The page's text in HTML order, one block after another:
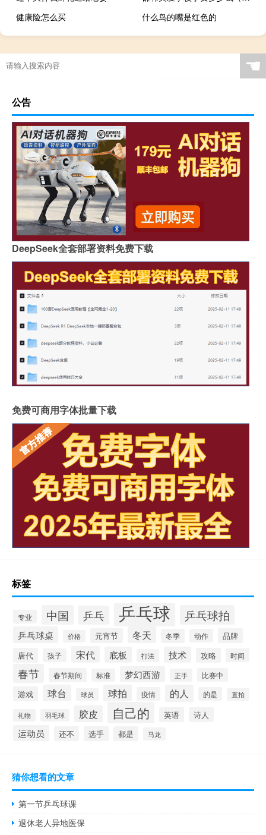
健康险怎么买
什么鸟的嘴是红色的
☚
公告
DeepSeek全套部署资料免费下载
免费可商用字体批量下载
标签
专业 中国 乒乓 乒乓球 乒乓球拍
乒乓球桌 价格 元宵节 冬天 冬季 动作
品牌
唐代
孩子 宋代 底板 打法 技术 攻略 时间
春节 春节期间 标准 梦幻西游 正手 比赛中
游戏 球台 球员 球拍 疫情 的人 的是 直拍
礼物 羽毛球 胶皮 自己的 英语 诗人
运动员 还不 选手 都是 马龙
猜你想看的文章
第一节乒乓球课
退休老人异地医保